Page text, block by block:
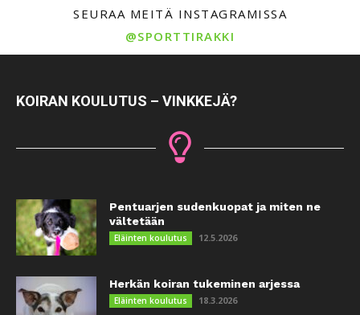
SEURAA MEITÄ INSTAGRAMISSA
@SPORTTIRAKKI
KOIRAN KOULUTUS – VINKKEJÄ?
Pentuarjen sudenkuopat ja miten ne
vältetään
Eläinten koulutus 12.5.2026
Herkän koiran tukeminen arjessa
Eläinten koulutus 18.3.2026